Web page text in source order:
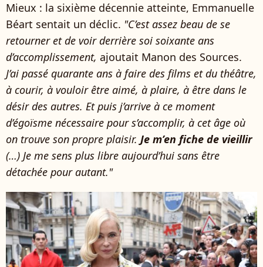
Mieux : la sixième décennie atteinte, Emmanuelle
Béart sentait un déclic. "C’est assez beau de se
retourner et de voir derrière soi soixante ans
d’accomplissement, ajoutait Manon des Sources.
J’ai passé quarante ans à faire des films et du théâtre,
à courir, à vouloir être aimé, à plaire, à être dans le
désir des autres. Et puis j’arrive à ce moment
d’égoïsme nécessaire pour s’accomplir, à cet âge où
on trouve son propre plaisir. Je m’en fiche de vieillir
(…) Je me sens plus libre aujourd’hui sans être
détachée pour autant."